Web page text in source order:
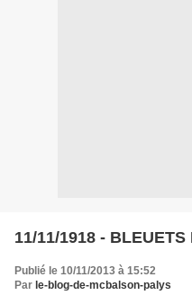
11/11/1918 -
Publié le 10/11/2013 à 15:52
Par le-blog-de-mcbalson-palys